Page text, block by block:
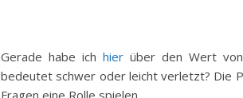
Gerade habe ich hier über den Wert
bedeutet schwer oder leicht verletzt? Die
Fragen eine Rolle spielen.